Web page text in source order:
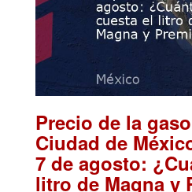
Precio de la
Ciudad de
7 de agosto:
litro de Magna y